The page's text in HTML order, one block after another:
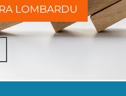
LOMBARDU